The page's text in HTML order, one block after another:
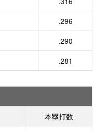
.296
.290
.281
本塁打数